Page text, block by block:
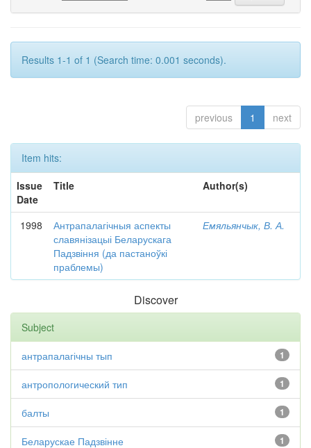
Results 1-1 of 1 (Search time: 0.001 seconds).
previous 1 next
Item hits:
Issue
Date
Title Author(s)
1998
Антрапалагічныя аспекты
славянізацыі Беларускага
Падзвіння (да пастаноўкі
праблемы)
Емяльянчык, В. А.
Discover
Subject
1
антрапалагічны тып
1
антропологический тип
1
балты
1
Беларускае Падзвінне